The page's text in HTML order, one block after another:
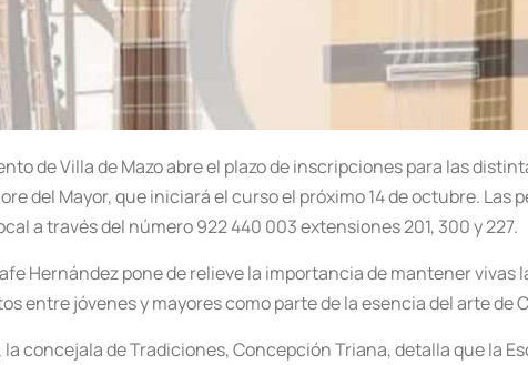
de Villa de Mazo abre el plazo de inscripciones para las
del Mayor, que iniciará el curso el próximo 14 de octubre.
a través del número 922 440 003 extensiones 201, 300 y 227.
Hernández pone de relieve la importancia de mantener
entre jóvenes y mayores como parte de la esencia del arte de
la concejala de Tradiciones, Concepción Triana, detalla que la